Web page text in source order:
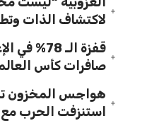
لاكتشاف الذات
قفزة الـ
صافرات كأس العالم
هواجس المخزون
استنزفت الحرب مع